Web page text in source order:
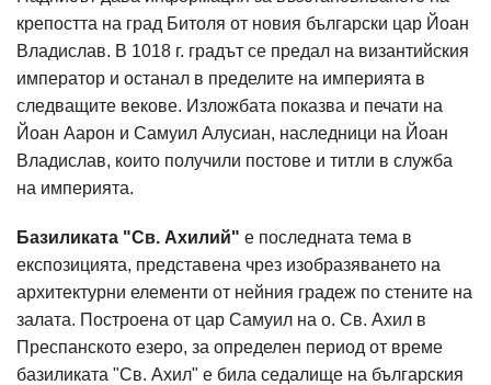
крепостта на град Битоля от новия български цар Йоан
Владислав. В 1018 г. градът се предал на византийския
император и останал в пределите на империята в
следващите векове. Изложбата показва и печати на
Йоан Аарон и Самуил Алусиан, наследници на Йоан
Владислав, които получили постове и титли в служба
на империята.
Базиликата "Св. Ахилий" е последната тема в
експозицията, представена чрез изобразяването на
архитектурни елементи от нейния градеж по стените на
залата. Построена от цар Самуил на о. Св. Ахил в
Преспанското езеро, за определен период от време
базиликата "Св. Ахил" е била седалище на българския